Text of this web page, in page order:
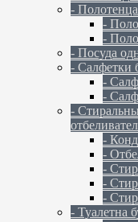
-
-
-
- Посуда
- Салфетки
-
-
-
-
-
-
-
-
- Туалетна